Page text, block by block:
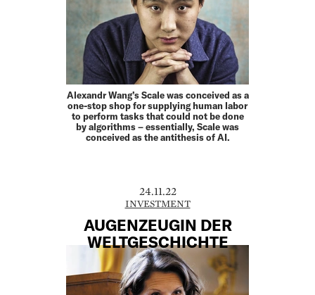
Alexandr Wang’s Scale was conceived as a
one-stop shop for supplying human labor
to perform tasks that could not be done
by algorithms – essentially, Scale was
conceived as the antithesis of AI.
24.11.22
INVESTMENT
AUGENZEUGIN DER
WELTGESCHICHTE